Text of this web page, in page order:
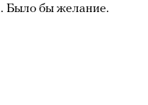
Было бы желание.